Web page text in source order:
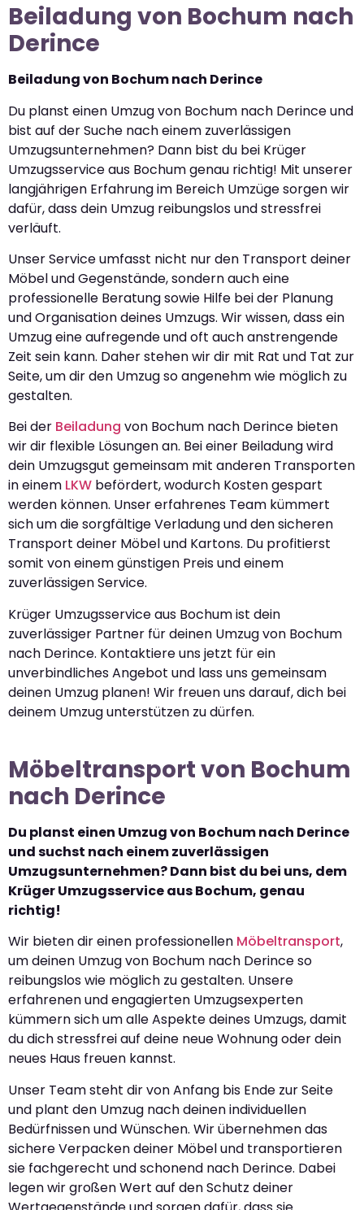
Beiladung von Bochum nach
Derince
Beiladung von Bochum nach Derince
Du planst einen Umzug von Bochum nach Derince und
bist auf der Suche nach einem zuverlässigen
Umzugsunternehmen? Dann bist du bei Krüger
Umzugsservice aus Bochum genau richtig! Mit unserer
langjährigen Erfahrung im Bereich Umzüge sorgen wir
dafür, dass dein Umzug reibungslos und stressfrei
verläuft.
Unser Service umfasst nicht nur den Transport deiner
Möbel und Gegenstände, sondern auch eine
professionelle Beratung sowie Hilfe bei der Planung
und Organisation deines Umzugs. Wir wissen, dass ein
Umzug eine aufregende und oft auch anstrengende
Zeit sein kann. Daher stehen wir dir mit Rat und Tat zur
Seite, um dir den Umzug so angenehm wie möglich zu
gestalten.
Bei der Beiladung von Bochum nach Derince bieten
wir dir flexible Lösungen an. Bei einer Beiladung wird
dein Umzugsgut gemeinsam mit anderen Transporten
in einem LKW befördert, wodurch Kosten gespart
werden können. Unser erfahrenes Team kümmert
sich um die sorgfältige Verladung und den sicheren
Transport deiner Möbel und Kartons. Du profitierst
somit von einem günstigen Preis und einem
zuverlässigen Service.
Krüger Umzugsservice aus Bochum ist dein
zuverlässiger Partner für deinen Umzug von Bochum
nach Derince. Kontaktiere uns jetzt für ein
unverbindliches Angebot und lass uns gemeinsam
deinen Umzug planen! Wir freuen uns darauf, dich bei
deinem Umzug unterstützen zu dürfen.
Möbeltransport von Bochum
nach Derince
Du planst einen Umzug von Bochum nach Derince
und suchst nach einem zuverlässigen
Umzugsunternehmen? Dann bist du bei uns, dem
Krüger Umzugsservice aus Bochum, genau
richtig!
Wir bieten dir einen professionellen Möbeltransport,
um deinen Umzug von Bochum nach Derince so
reibungslos wie möglich zu gestalten. Unsere
erfahrenen und engagierten Umzugsexperten
kümmern sich um alle Aspekte deines Umzugs, damit
du dich stressfrei auf deine neue Wohnung oder dein
neues Haus freuen kannst.
Unser Team steht dir von Anfang bis Ende zur Seite
und plant den Umzug nach deinen individuellen
Bedürfnissen und Wünschen. Wir übernehmen das
sichere Verpacken deiner Möbel und transportieren
sie fachgerecht und schonend nach Derince. Dabei
legen wir großen Wert auf den Schutz deiner